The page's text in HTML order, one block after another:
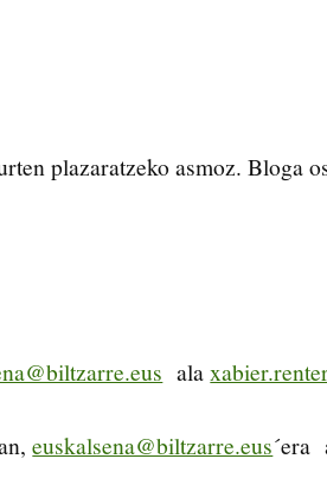
plazaratzeko asmoz. Bloga
ala
euskalsena@biltzarre.eus´era